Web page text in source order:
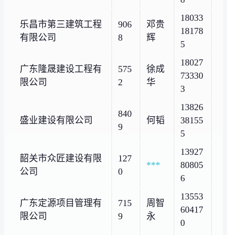
乐昌市第三建筑工程
有限公司
906
8
邓贵
辉
18033
18178
5
广东隆晟建设工程有
限公司
575
2
徐成
华
18027
73330
3
盛业建设有限公司
840
9
何韬
13826
38155
5
韶关市众匠建设有限
公司
127
0
***
13927
80805
6
广东定源项目管理有
限公司
715
9
周智
永
13553
60417
0